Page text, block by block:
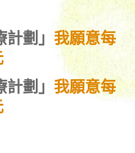
劃」 我願意每
劃」 我願意每